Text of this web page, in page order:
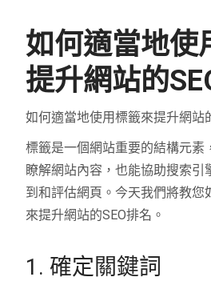
如何適當地使
提升網站的
如何適當地使用標籤來提升網站
標籤是一個網站重要的結構元素
瞭解網站內容，也能協助搜索引
到和評估網頁。今天我們將教您
來提升網站的SEO排名。
1. 確定關鍵詞